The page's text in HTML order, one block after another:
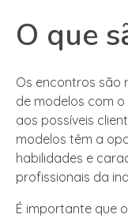
O que
Os encontros são
de modelos com
aos possíveis
modelos têm a
habilidades e
profissionais da
É importante que